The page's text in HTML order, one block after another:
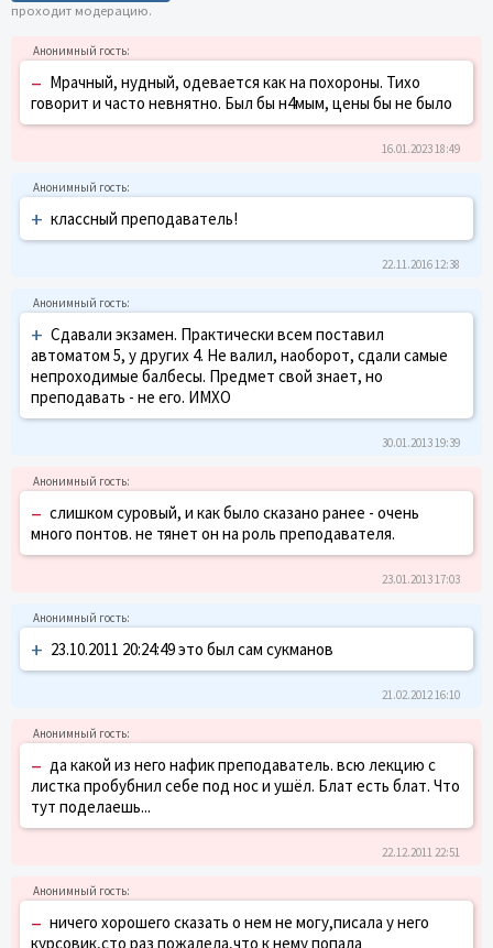
проходит модерацию.
– Мрачный, нудный, одевается как на похороны. Тихо
говорит и часто невнятно. Был бы н4мым, цены бы не было
16.01.2023 18:49
+ классный преподаватель!
22.11.2016 12:38
+ Сдавали экзамен. Практически всем поставил
автоматом 5, у других 4. Не валил, наоборот, сдали самые
непроходимые балбесы. Предмет свой знает, но
преподавать - не его. ИМХО
30.01.2013 19:39
– слишком суровый, и как было сказано ранее - очень
много понтов. не тянет он на роль преподавателя.
23.01.2013 17:03
+ 23.10.2011 20:24:49 это был сам сукманов
21.02.2012 16:10
– да какой из него нафик преподаватель. всю лекцию с
листка пробубнил себе под нос и ушёл. Блат есть блат. Что
тут поделаешь...
22.12.2011 22:51
– ничего хорошего сказать о нем не могу,писала у него
курсовик,сто раз пожалела,что к нему попала